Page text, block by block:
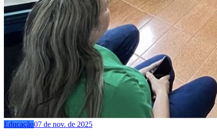
Educação07 de nov. de 2025